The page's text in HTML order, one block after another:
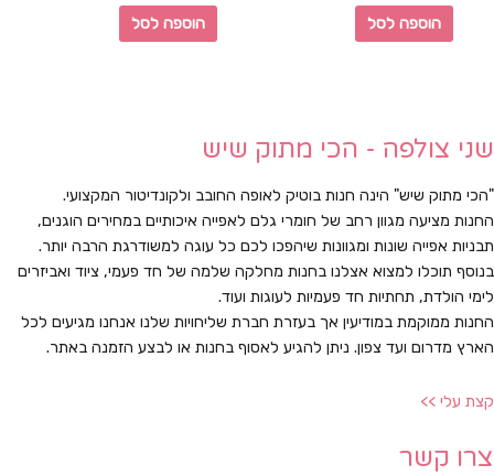
הוספה לסל הוספה לסל
שני צולפה - הכי מתוק שיש
"הכי מתוק שיש" הינה חנות בוטיק לאופה החובב ולקונדיטור המקצועי.
החנות מציעה מגוון רחב של חומרי גלם לאפייה איכותיים במחירים הוגנים,
תבניות אפייה שונות ומגוונות שיהפכו לכם כל עוגה למשודרגת הרבה יותר.
בנוסף תוכלו למצוא אצלנו בחנות מחלקה שלמה של חד פעמי, ציוד ואביזרים
לימי הולדת, תחתיות חד פעמיות לעוגות ועוד.
החנות ממוקמת במודיעין אך בעזרת חברת שליחויות שלנו אנחנו מגיעים לכל
הארץ מדרום ועד צפון. ניתן להגיע לאסוף בחנות או לבצע הזמנה באתר.
קצת עלי >>
צרו קשר